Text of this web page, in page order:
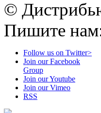
©
Пишите
Follow us on Twitter>
Join our Facebook
Group
Join our Youtube
Join our Vimeo
RSS